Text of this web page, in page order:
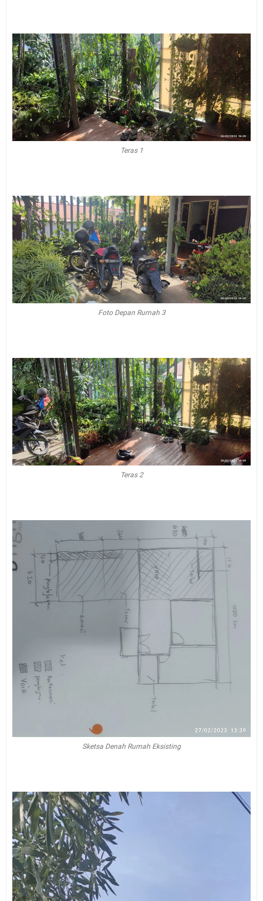
Teras 1
Foto Depan Rumah 3
Teras 2
Sketsa Denah Rumah Eksisting